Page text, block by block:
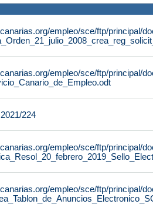
empleo/sce/ftp/principal/
empleo/sce/ftp/principal/
224
empleo/sce/ftp/principal/
empleo/sce/ftp/principal/